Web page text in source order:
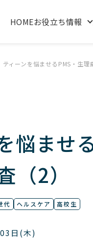
HOMEお役立ち情報
ティーンを悩ませるPMS・生理
悩ませ
（2）
代 ヘルスケア 高校生
日(木)